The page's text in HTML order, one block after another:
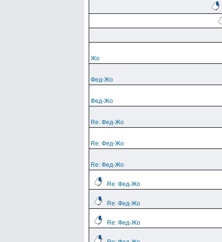
Жо
Фед-Жо
Фед-Жо
Re: Фед-Жо
Re: Фед-Жо
Re: Фед-Жо
Re: Фед-Жо
Re: Фед-Жо
Re: Фед-Жо